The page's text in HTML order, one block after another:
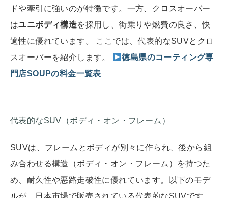
ドや牽引に強いのが特徴です。一方、クロスオーバー
はユニボディ構造を採用し、街乗りや燃費の良さ、快
適性に優れています。 ここでは、代表的なSUVとクロ
スオーバーを紹介します。
徳島県のコーティング専
門店SOUPの料金一覧表
代表的なSUV（ボディ・オン・フレーム）
SUVは、フレームとボディが別々に作られ、後から組
み合わせる構造（ボディ・オン・フレーム）を持つた
め、耐久性や悪路走破性に優れています。以下のモデ
ルが、日本市場で販売されている代表的なSUVです。